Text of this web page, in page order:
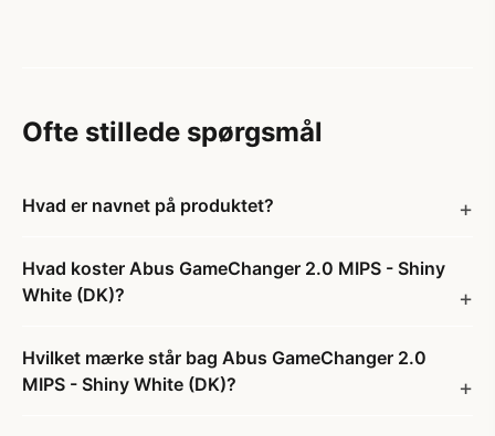
Ofte stillede spørgsmål
Hvad er navnet på produktet?
Hvad koster Abus GameChanger 2.0 MIPS - Shiny
White (DK)?
Hvilket mærke står bag Abus GameChanger 2.0
MIPS - Shiny White (DK)?